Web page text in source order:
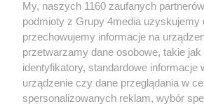
My, naszych 1160 zaufanych
podmioty z Grupy 4media uzyskujemy
przechowujemy informacje na
przetwarzamy dane osobowe, takie jak
identyfikatory, standardowe informacje
urządzenie czy dane przeglądania w
spersonalizowanych reklam, wybór